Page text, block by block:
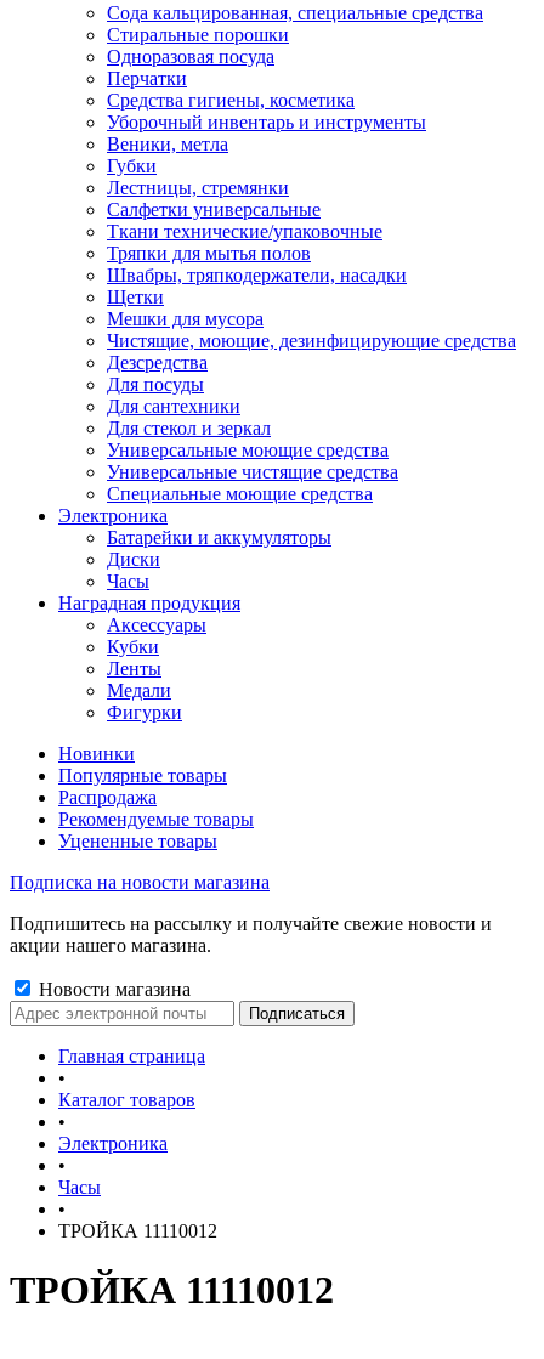
Сода кальцированная, специальные средства
Стиральные порошки
Одноразовая посуда
Перчатки
Средства гигиены, косметика
Уборочный инвентарь и инструменты
Веники, метла
Губки
Лестницы, стремянки
Салфетки универсальные
Ткани технические/упаковочные
Тряпки для мытья полов
Швабры, тряпкодержатели, насадки
Щетки
Мешки для мусора
Чистящие, моющие, дезинфицирующие средства
Дезсредства
Для посуды
Для сантехники
Для стекол и зеркал
Универсальные моющие средства
Универсальные чистящие средства
Специальные моющие средства
Электроника
Батарейки и аккумуляторы
Диски
Часы
Наградная продукция
Аксессуары
Кубки
Ленты
Медали
Фигурки
Новинки
Популярные товары
Распродажа
Рекомендуемые товары
Уцененные товары
Подписка на новости магазина
Подпишитесь на рассылку и получайте свежие новости и
акции нашего магазина.
Новости магазина
Главная страница
•
Каталог товаров
•
Электроника
•
Часы
•
ТРОЙКА 11110012
ТРОЙКА 11110012